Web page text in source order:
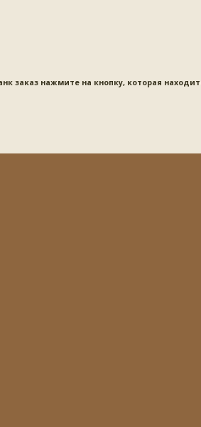
заказ нажмите на кнопку, которая